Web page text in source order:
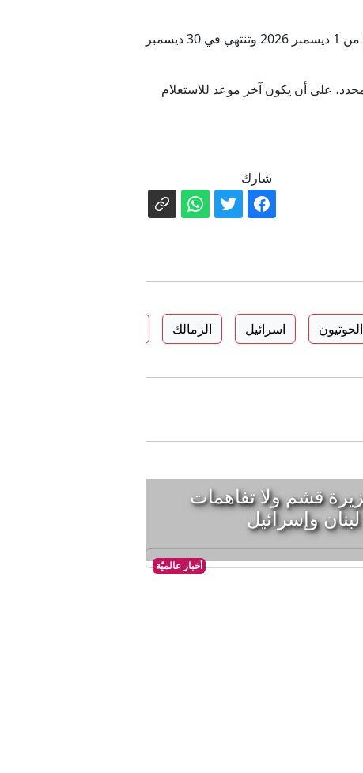
وفي المقابل، خصص الاتحاد للمسابقات التي يقتصر الاشتراك فيها على الهواة فترة قيد شتوية مغايرة تبدأ مبكرًا من 1 ديسمبر 2026 وتنتهي في 30 ديسمبر
على أن يكون آخر موعد للاستعلام
شارك
الحوثيون اسرائيل الزمالك
أخبار عالميّة
قشم ولا تفاهمات
وإسرائيل